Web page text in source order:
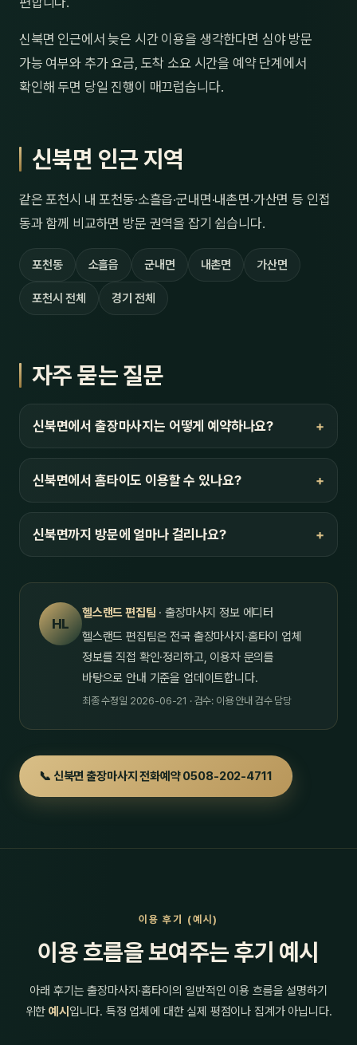
신북면 인근에서 늦은 시간 이용을 생각한다면 심야 방문
가능 여부와 추가 요금, 도착 소요 시간을 예약 단계에서
확인해 두면 당일 진행이 매끄럽습니다.
신북면 인근 지역
같은 포천시 내 포천동·소흘읍·군내면·내촌면·가산면 등 인접
동과 함께 비교하면 방문 권역을 잡기 쉽습니다.
포천동 소흘읍 군내면 내촌면 가산면
포천시 전체 경기 전체
자주 묻는 질문
신북면에서 출장마사지는 어떻게 예약하나요?
신북면에서 홈타이도 이용할 수 있나요?
신북면까지 방문에 얼마나 걸리나요?
HL
헬스랜드 편집팀 · 출장마사지 정보 에디터
헬스랜드 편집팀은 전국 출장마사지·홈타이 업체
정보를 직접 확인·정리하고, 이용자 문의를
바탕으로 안내 기준을 업데이트합니다.
최종 수정일 2026-06-21 · 검수: 이용 안내 검수 담당
📞 신북면 출장마사지 전화예약 0508-202-4711
이용 후기 (예시)
이용 흐름을 보여주는 후기 예시
아래 후기는 출장마사지·홈타이의 일반적인 이용 흐름을 설명하기
위한예시 입니다. 특정 업체에 대한 실제 평점이나 집계가 아닙니다.